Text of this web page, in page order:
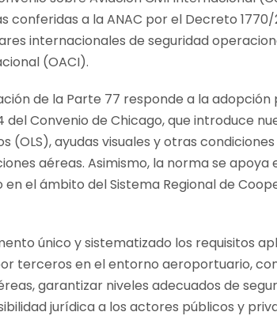
conferidas a la ANAC por el Decreto
internacionales de seguridad
(OACI).
de la Parte 77 responde a la
del Convenio de Chicago, que introduce
(OLS), ayudas visuales y otras
aéreas. Asimismo, la norma se
en el ámbito del Sistema Regional de
único y sistematizado los requisitos
terceros en el entorno aeroportuario,
garantizar niveles adecuados de
jurídica a los actores públicos y